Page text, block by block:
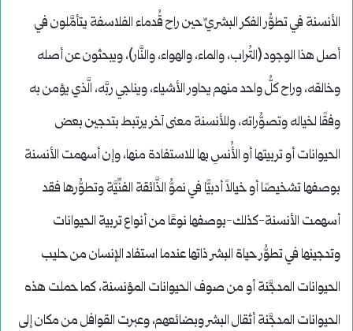
الأنسنة في تطوُّر الفكر البشريِّ حين راح قُدماء الفلاسفة يتأمَّلون في
أصل هذا الوجود (التُراب، والماء، والهواء، والنَّار)، ويبحثون عن أصله
وخالقه، وراح كلُّ واحد منهم يحاور الأشياء، ويناجي ربَّه، الَّذي يؤمن به
وفقًا لخياله وتصوُّراته، وللأنسنة معنى آخر يرتبط بتدجين بعض
الحيوانات أو تربيتها أو الأُنسِ بها للاستفادة منها، وإن أسهمت الأنسنة
بوصفها تشخيصًا أو خيالاً أدبيًّا في نموُّ الذَّائقة الفنِّيَّة وتطوُّرها فقد
أسهمت الأنسنة-كذلك-بوصفها نوعًا من أنواع تربية الحيوانات
وتدجينها في تطوُّر حياة البشر ذاتها عندما استفاد الإنسان من حليب
الحيوانات المدجَّنة أو من صوف الحيوانات المؤنسنة، كما حملت هذه
الحيوانات المدجَّنة أثقال البشر وبضائعهم، وعبرت القوافل من مكان إلى